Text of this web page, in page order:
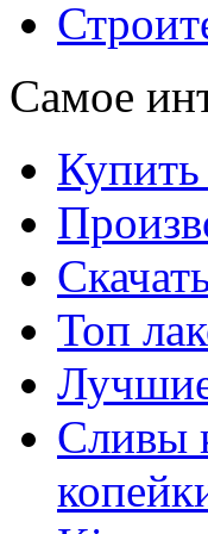
Самое
Топ
Сливы